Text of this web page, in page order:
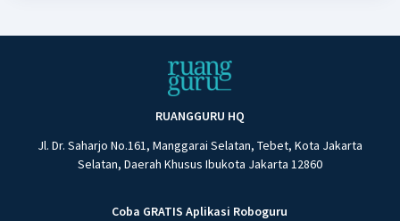
RUANGGURU HQ
Jl. Dr. Saharjo No.161, Manggarai Selatan, Tebet, Kota Jakarta
Selatan, Daerah Khusus Ibukota Jakarta 12860
Coba GRATIS Aplikasi Roboguru